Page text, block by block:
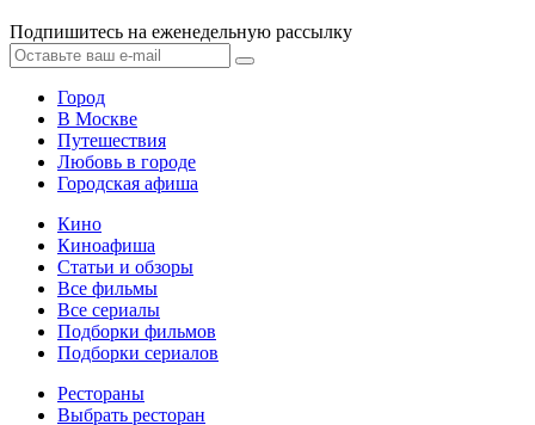
Подпишитесь на еженедельную рассылку
Город
В Москве
Путешествия
Любовь в городе
Городская афиша
Кино
Киноафиша
Статьи и обзоры
Все фильмы
Все сериалы
Подборки фильмов
Подборки сериалов
Рестораны
Выбрать ресторан